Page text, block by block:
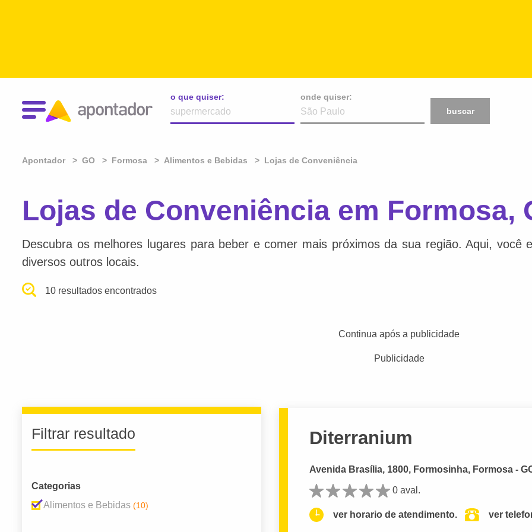
o que quiser:
onde quiser:
buscar
Apontador GO Formosa Alimentos e Bebidas Lojas de Conveniência
Lojas de Conveniência em Formosa,
Descubra os melhores lugares para beber e comer mais próximos da sua região. Aqui, você
diversos outros locais.
10 resultados encontrados
Continua após a publicidade
Publicidade
Filtrar resultado
Categorias
Alimentos e Bebidas (10)
Diterranium
Avenida Brasília, 1800, Formosinha, Formosa -
0 aval.
ver horario de atendimento. ver